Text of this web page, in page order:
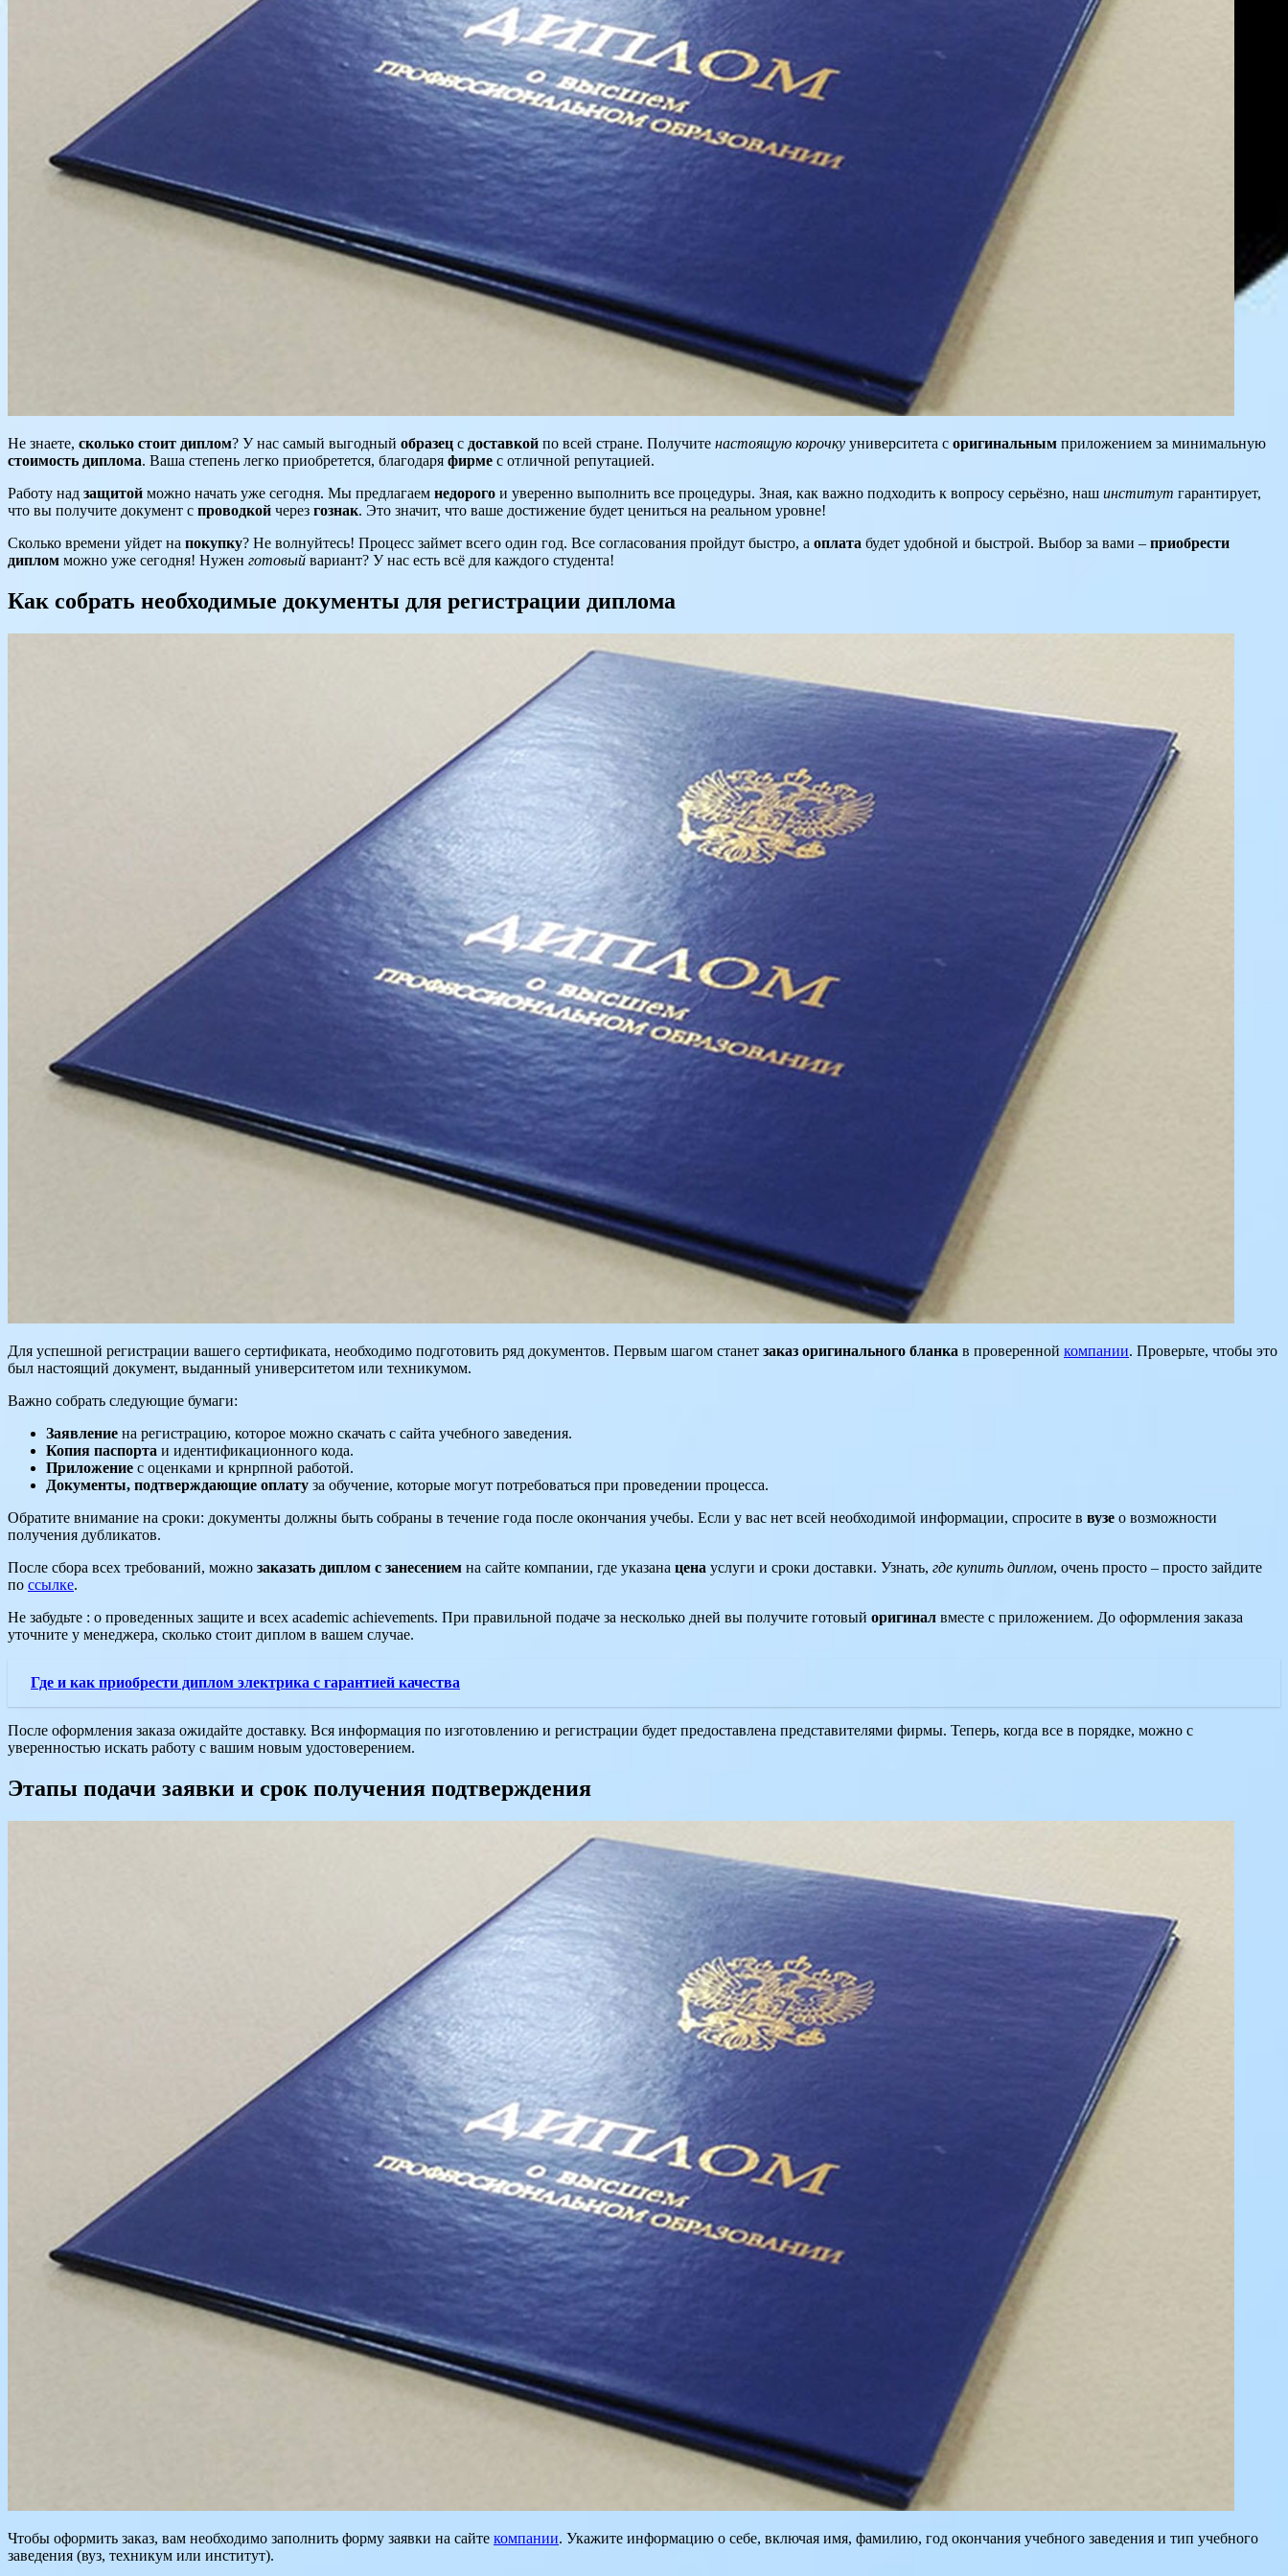
Не знаете, сколько стоит диплом? У нас самый выгодный образец с доставкой по всей стране. Получите настоящую корочку университета с оригинальным приложением за минимальную
стоимость диплома. Ваша степень легко приобретется, благодаря фирме с отличной репутацией.
Работу над защитой можно начать уже сегодня. Мы предлагаем недорого и уверенно выполнить все процедуры. Зная, как важно подходить к вопросу серьёзно, наш институт гарантирует,
что вы получите документ с проводкой через гознак. Это значит, что ваше достижение будет цениться на реальном уровне!
Сколько времени уйдет на покупку? Не волнуйтесь! Процесс займет всего один год. Все согласования пройдут быстро, а оплата будет удобной и быстрой. Выбор за вами – приобрести
диплом можно уже сегодня! Нужен готовый вариант? У нас есть всё для каждого студента!
Как собрать необходимые документы для регистрации диплома
Для успешной регистрации вашего сертификата, необходимо подготовить ряд документов. Первым шагом станет заказ оригинального бланка в проверенной компании. Проверьте, чтобы это
был настоящий документ, выданный университетом или техникумом.
Важно собрать следующие бумаги:
Заявление на регистрацию, которое можно скачать с сайта учебного заведения.
Копия паспорта и идентификационного кода.
Приложение с оценками и крнрпной работой.
Документы, подтверждающие оплату за обучение, которые могут потребоваться при проведении процесса.
Обратите внимание на сроки: документы должны быть собраны в течение года после окончания учебы. Если у вас нет всей необходимой информации, спросите в вузе о возможности
получения дубликатов.
После сбора всех требований, можно заказать диплом с занесением на сайте компании, где указана цена услуги и сроки доставки. Узнать, где купить диплом, очень просто – просто зайдите
по ссылке.
Не забудьте : о проведенных защите и всех academic achievements. При правильной подаче за несколько дней вы получите готовый оригинал вместе с приложением. До оформления заказа
уточните у менеджера, сколько стоит диплом в вашем случае.
Где и как приобрести диплом электрика с гарантией качества
После оформления заказа ожидайте доставку. Вся информация по изготовлению и регистрации будет предоставлена представителями фирмы. Теперь, когда все в порядке, можно с
уверенностью искать работу с вашим новым удостоверением.
Этапы подачи заявки и срок получения подтверждения
Чтобы оформить заказ, вам необходимо заполнить форму заявки на сайте компании. Укажите информацию о себе, включая имя, фамилию, год окончания учебного заведения и тип учебного
заведения (вуз, техникум или институт).